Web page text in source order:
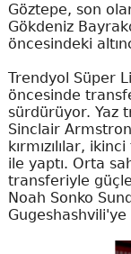
Göztepe, son
Gökdeniz
öncesindeki
Trendyol Süper
öncesinde
sürdürüyor. Yaz
Sinclair
kırmızılılar,
ile yaptı. Orta
transferiyle
Noah Sonko